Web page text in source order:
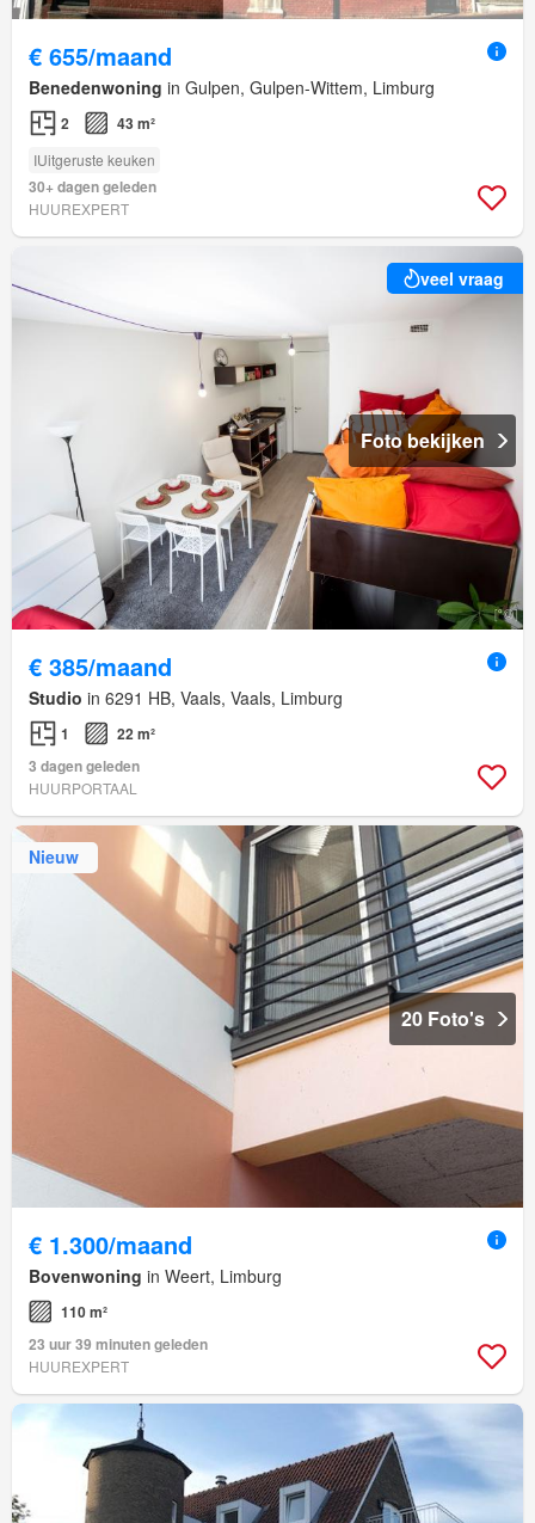
€ 655/maand
Benedenwoning in Gulpen, Gulpen-Wittem, Limburg
2 43 m²
IUitgeruste keuken
30+ dagen geleden
HUUREXPERT
veel vraag
Foto bekijken
€ 385/maand
Studio in 6291 HB, Vaals, Vaals, Limburg
1
22 m²
3 dagen geleden
HUURPORTAAL
Nieuw
20 Foto's
€ 1.300/maand
Bovenwoning in Weert, Limburg
110 m²
23 uur 39 minuten geleden
HUUREXPERT